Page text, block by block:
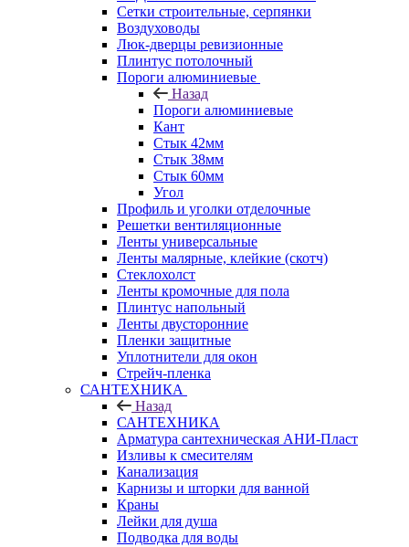
Сетки строительные, серпянки
Воздуховоды
Люк-дверцы ревизионные
Плинтус потолочный
Пороги алюминиевые
Назад
Пороги алюминиевые
Кант
Стык 42мм
Стык 38мм
Стык 60мм
Угол
Профиль и уголки отделочные
Решетки вентиляционные
Ленты универсальные
Ленты малярные, клейкие (скотч)
Стеклохолст
Ленты кромочные для пола
Плинтус напольный
Ленты двусторонние
Пленки защитные
Уплотнители для окон
Стрейч-пленка
САНТЕХНИКА
Назад
САНТЕХНИКА
Арматура сантехническая АНИ-Пласт
Изливы к смесителям
Канализация
Карнизы и шторки для ванной
Краны
Лейки для душа
Подводка для воды